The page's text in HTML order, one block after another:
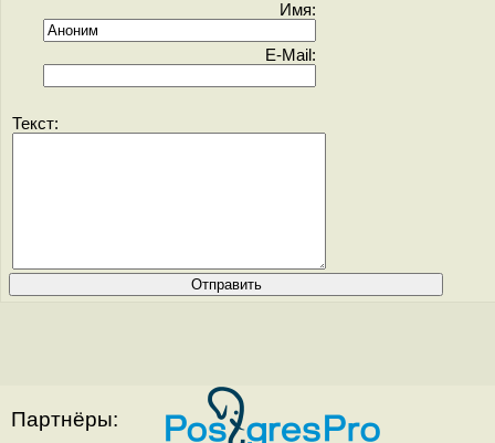
Имя:
E-Mail:
Текст:
Партнёры: